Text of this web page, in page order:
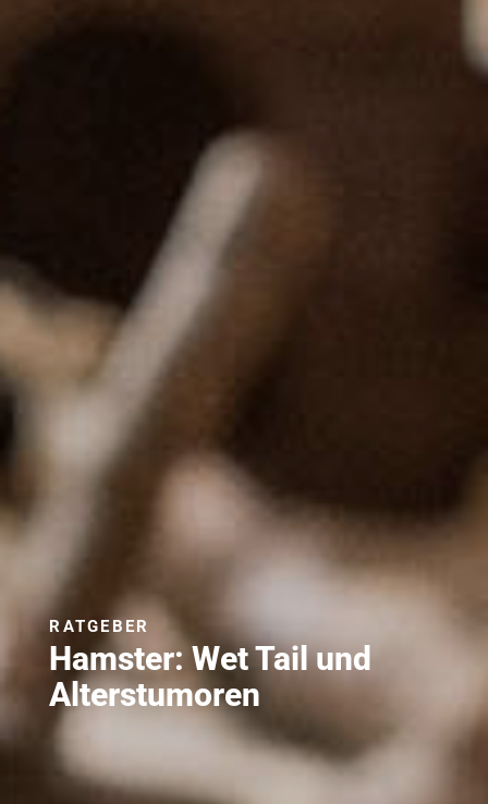
Hamster: Wet Tail und
Alterstumoren
RATGEBER